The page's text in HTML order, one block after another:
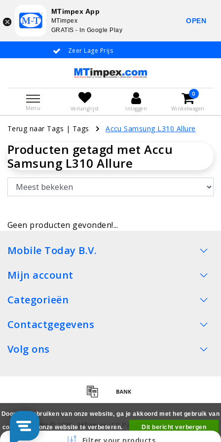
Zeer Lage Prijs
Menu Verlanglijst Inloggen
0
Winkelwagen
Terug naar Tags | Tags Accu Samsung L310 Allure
Producten getagd met Accu
Samsung L310 Allure
Geen producten gevonden!...
Mobile Today B.V.
Mijn account
Categorieën
Contactgegevens
Volg ons
Copyright © 2026 - MTimpex LCD Parts Cases Groothandel
Smartphone - All rights reserved
Door het gebruiken van onze website, ga je akkoord met het gebruik van
cookies om onze website te verbeteren.
Dit bericht verbergen
Meer over cookies »
MTimpex App
MTimpex
GRATIS - In Google Play
OPEN